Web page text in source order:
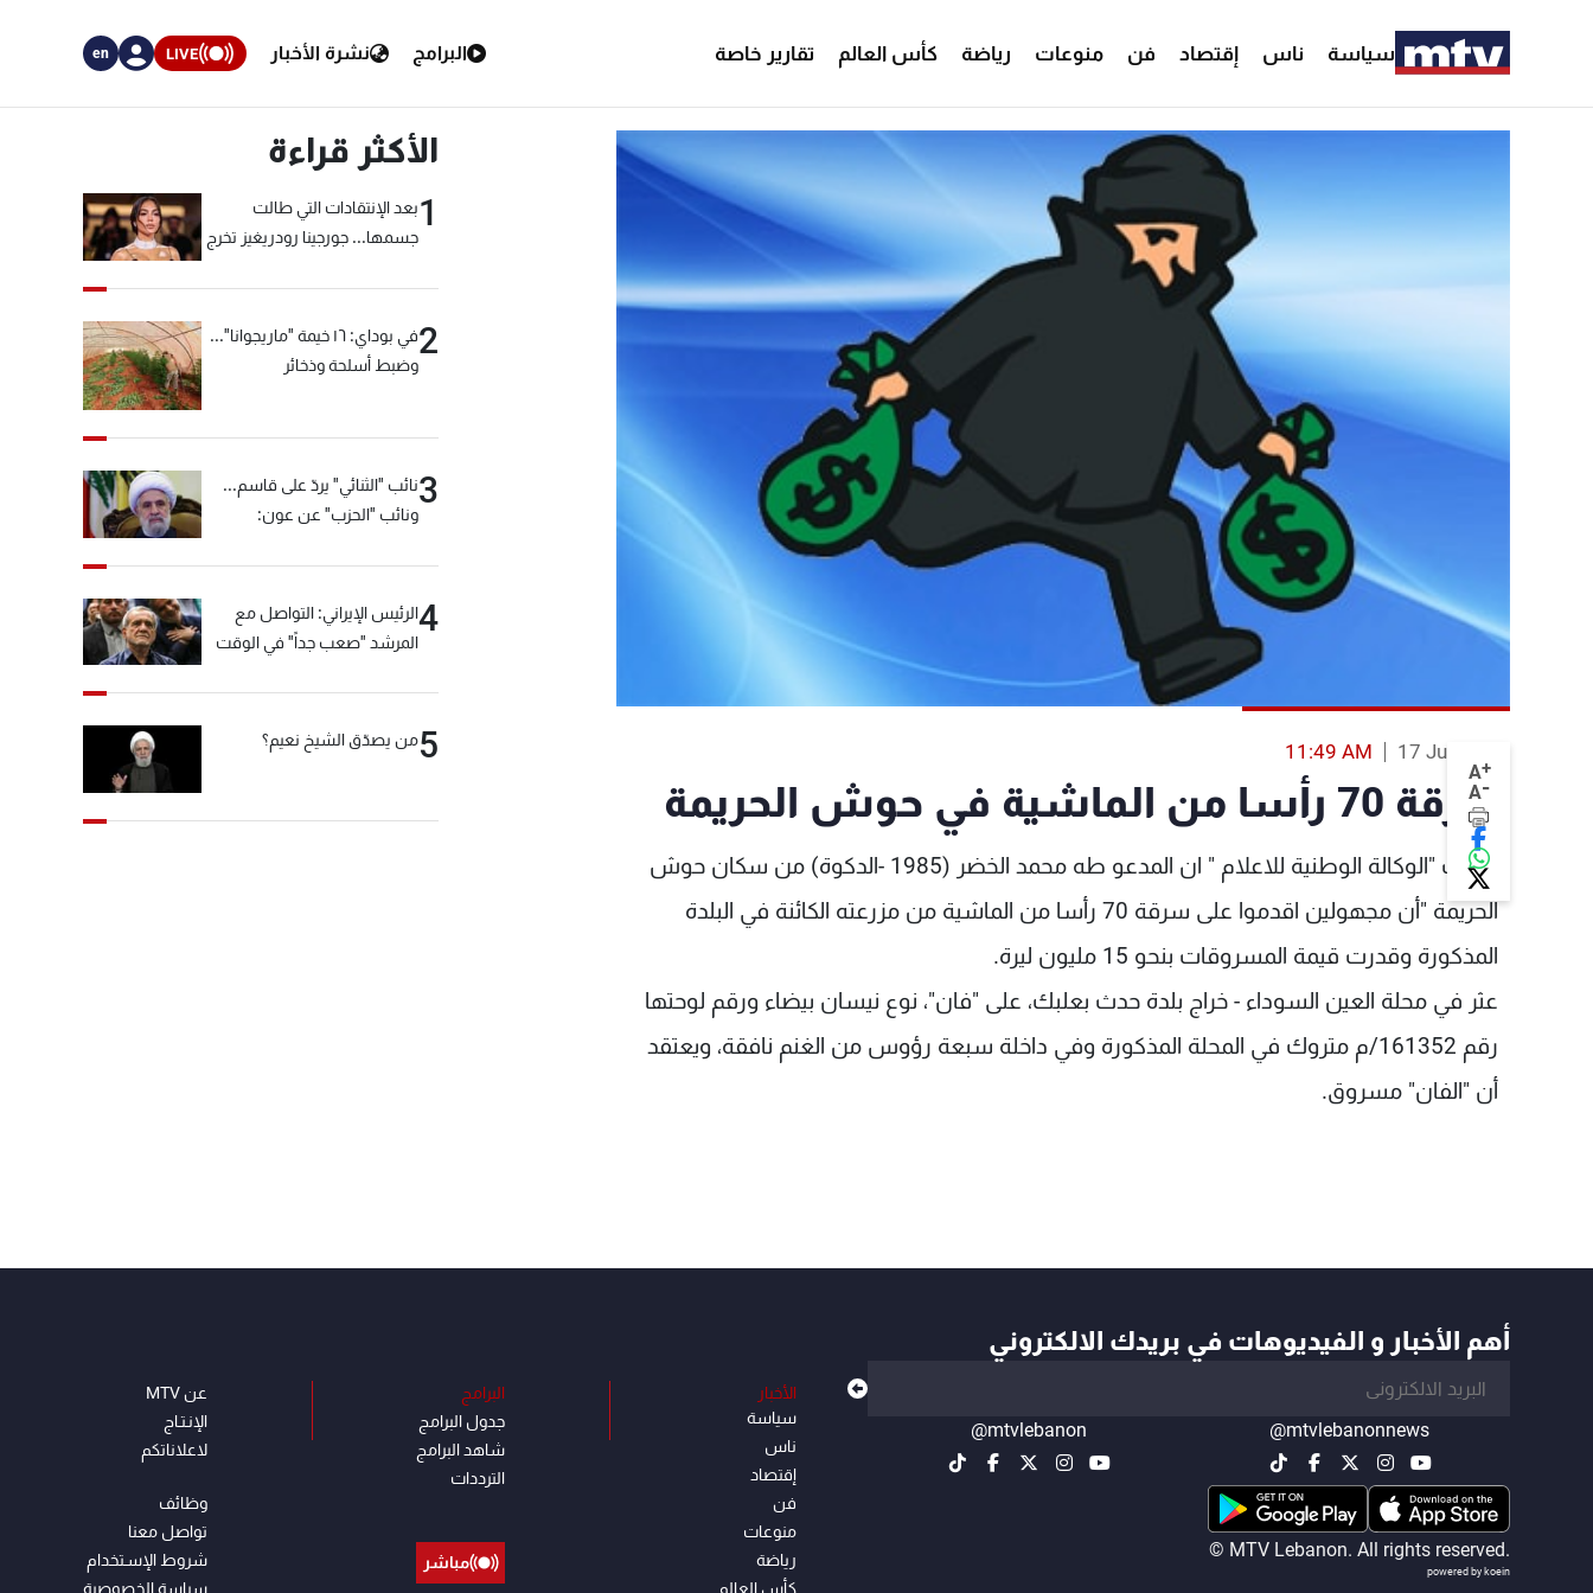
سياسة ناس إقتصاد فن منوعات رياضة كأس العالم تقارير خاصة البرامج نشرة الأخبار LIVE
en
A+
A-
17 Jun 2013
11:49 AM
سرقة 70 رأسا من الماشية في حوش الحريمة
افادت "الوكالة الوطنية للاعلام " ان المدعو طه محمد الخضر (1985 -الدكوة) من سكان حوش
الحريمة "أن مجهولين اقدموا على سرقة 70 رأسا من الماشية من مزرعته الكائنة في البلدة
المذكورة وقدرت قيمة المسروقات بنحو 15 مليون ليرة.
عثر في محلة العين السوداء - خراج بلدة حدث بعلبك، على "فان"، نوع نيسان بيضاء ورقم لوحتها
رقم 161352/م متروك في المحلة المذكورة وفي داخلة سبعة رؤوس من الغنم نافقة، ويعتقد
أن "الفان" مسروق.
الأكثر قراءة
1بعد الإنتقادات التي طالت
جسمها... جورجينا رودريغيز تخرج
2
في بوداي: ١٦ خيمة "ماريجوانا"...
وضبط أسلحة وذخائر
3نائب "الثنائي" يردّ على قاسم...
ونائب "الحزب" عن عون:
4الرئيس الإيراني: التواصل مع
المرشد "صعب جداً" في الوقت
5من يصدّق الشيخ نعيم؟
أهم الأخبار و الفيديوهات في بريدك الالكتروني
@mtvlebanonnews
@mtvlebanon
© MTV Lebanon. All rights reserved.
powered by koein
الأخبار
سياسة
ناس
إقتصاد
فن
منوعات
رياضة
كأس العالم
البرامج
جدول البرامج
شاهد البرامج
الترددات
مباشر
عن MTV
الإنـتـاج
لاعلاناتكم
وظائف
تواصل معنا
شروط الإسـتخدام
سياسة الخصوصية